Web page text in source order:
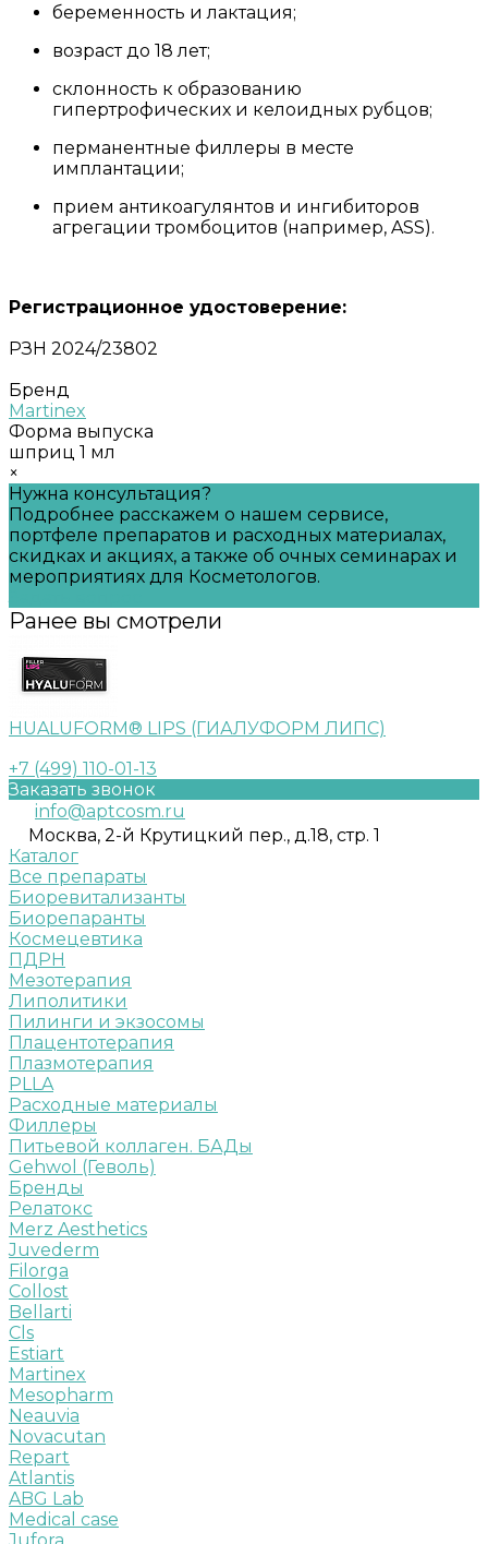
беременность и лактация;
возраст до 18 лет;
склонность к образованию
гипертрофических и келоидных рубцов;
перманентные филлеры в месте
имплантации;
прием антикоагулянтов и ингибиторов
агрегации тромбоцитов (например, ASS).
Регистрационное удостоверение:
РЗН 2024/23802
Бренд
Martinex
Форма выпуска
шприц 1 мл
×
Нужна консультация?
Подробнее расскажем о нашем сервисе,
портфеле препаратов и расходных материалах,
скидках и акциях, а также об очных семинарах и
мероприятиях для Косметологов.
Ранее вы смотрели
HUALUFORM® LIPS (ГИАЛУФОРМ ЛИПС)
+7 (499) 110-01-13
Заказать звонок
info@aptcosm.ru
Москва, 2-й Крутицкий пер., д.18, стр. 1
Каталог
Все препараты
Биоревитализанты
Биорепаранты
Космецевтика
ПДРН
Мезотерапия
Липолитики
Пилинги и экзосомы
Плацентотерапия
Плазмотерапия
PLLA
Расходные материалы
Филлеры
Питьевой коллаген. БАДы
Gehwol (Геволь)
Бренды
Релатокс
Merz Aesthetics
Juvederm
Filorga
Collost
Bellarti
Cls
Estiart
Martinex
Mesopharm
Neauvia
Novacutan
Repart
Atlantis
ABG Lab
Medical case